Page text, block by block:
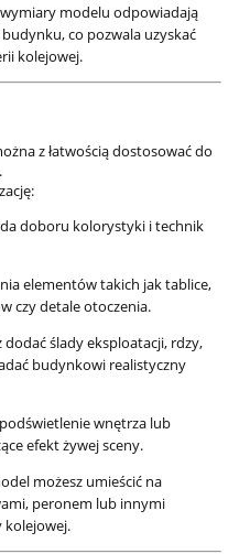
wymiary modelu odpowiadają
co pozwala uzyskać
kolejowej.
z łatwością dostosować do
doboru kolorystyki i technik
elementów takich jak tablice,
czy detale otoczenia.
dodać ślady eksploatacji, rdzy,
budynkowi realistyczny
wnętrza lub
efekt żywej sceny.
możesz umieścić na
peronem lub innymi